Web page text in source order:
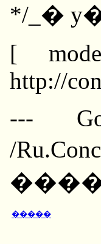
*/_�
[
http://
---
/
�����